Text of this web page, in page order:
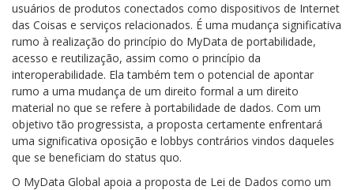
usuários de produtos conectados como dispositivos de Internet
das Coisas e serviços relacionados. É uma mudança significativa
rumo à realização do princípio do MyData de portabilidade,
acesso e reutilização, assim como o princípio da
interoperabilidade. Ela também tem o potencial de apontar
rumo a uma mudança de um direito formal a um direito
material no que se refere à portabilidade de dados. Com um
objetivo tão progressista, a proposta certamente enfrentará
uma significativa oposição e lobbys contrários vindos daqueles
que se beneficiam do status quo.
O MyData Global apoia a proposta de Lei de Dados como um